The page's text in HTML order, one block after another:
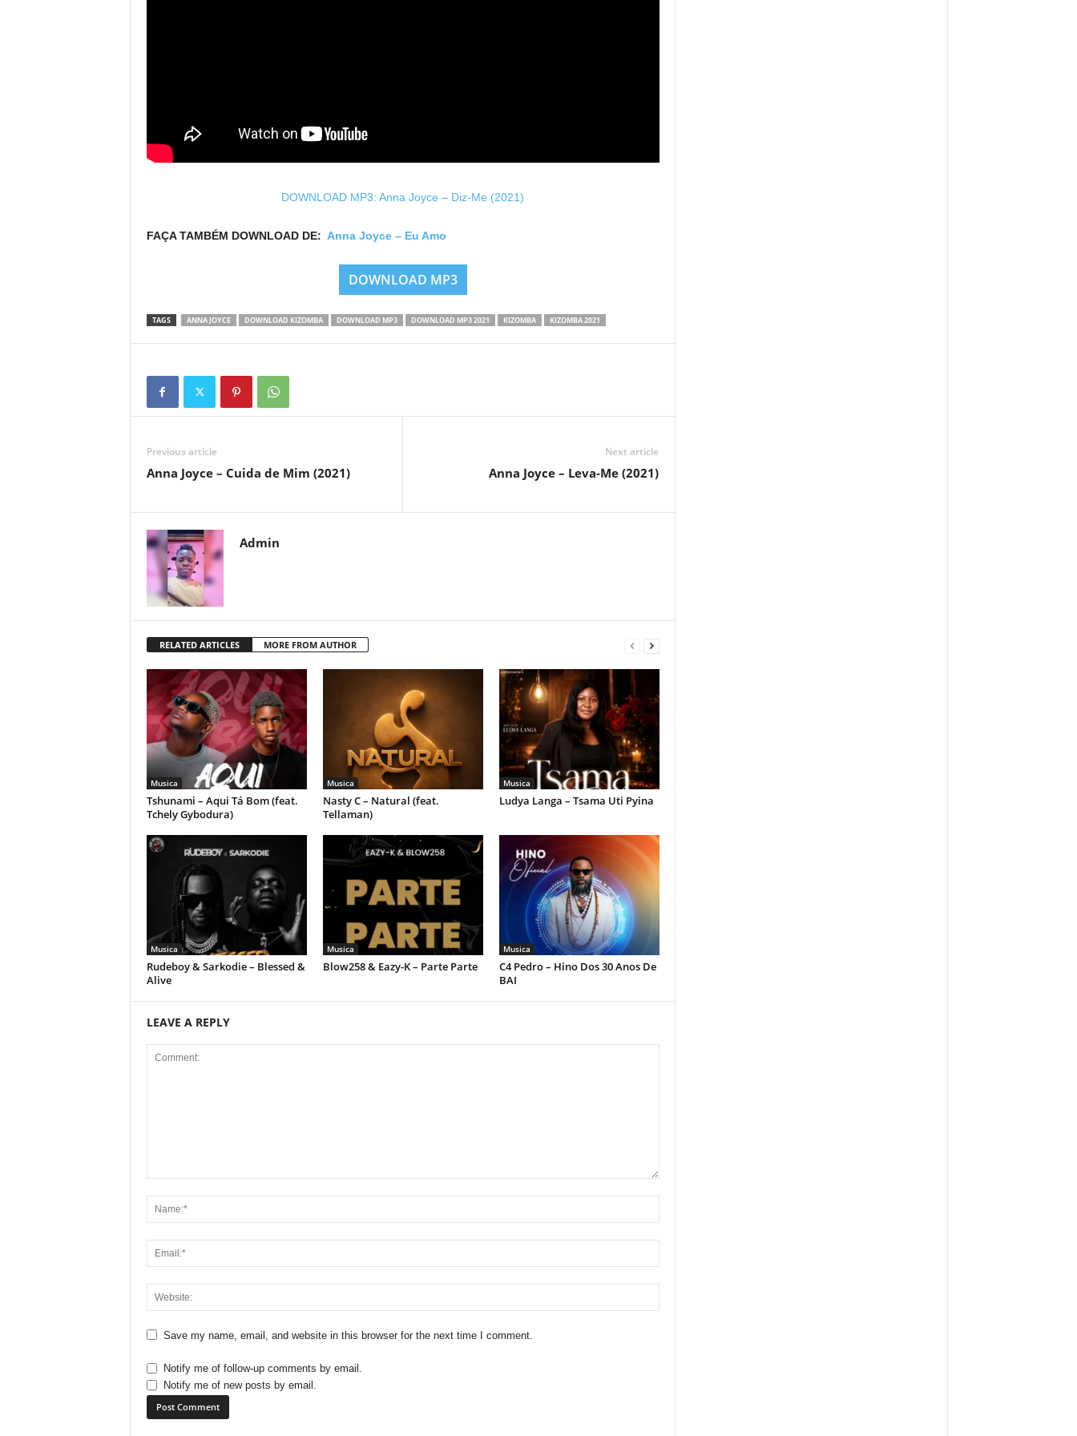
DOWNLOAD MP3: Anna Joyce – Diz-Me (2021)
FAÇA TAMBÉM DOWNLOAD DE: Anna Joyce – Eu Amo
DOWNLOAD MP3
TAGS ANNA JOYCE DOWNLOAD KIZOMBA DOWNLOAD MP3 DOWNLOAD MP3 2021 KIZOMBA KIZOMBA 2021
Previous article
Anna Joyce – Cuida de Mim (2021)
Next article
Anna Joyce – Leva-Me (2021)
Admin
RELATED ARTICLES MORE FROM AUTHOR
Musica
Tshunami – Aqui Tá Bom (feat.
Tchely Gybodura)
Musica
Nasty C – Natural (feat.
Tellaman)
Musica
Ludya Langa – Tsama Uti Pyina
Musica
Rudeboy & Sarkodie – Blessed &
Alive
Musica
Blow258 & Eazy-K – Parte Parte
Musica
C4 Pedro – Hino Dos 30 Anos De
BAI
LEAVE A REPLY
Save my name, email, and website in this browser for the next time I comment.
Notify me of follow-up comments by email.
Notify me of new posts by email.